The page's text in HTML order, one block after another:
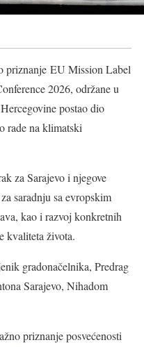
priznanje EU Mission Label
2026, održane u
postao dio
rade na klimatski
za Sarajevo i njegove
saradnju sa evropskim
kao i razvoj konkretnih
kvaliteta života.
gradonačelnika, Predrag
Sarajevo, Nihadom
priznanje posvećenosti